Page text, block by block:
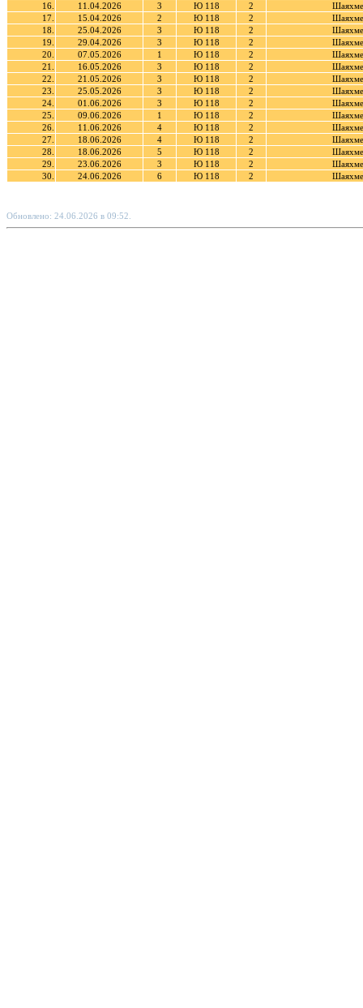
16.
11.04.2026 3 Ю 118 2
17.
15.04.2026 2 Ю 118 2
18.
25.04.2026 3 Ю 118 2
19.
29.04.2026 3 Ю 118 2
20.
07.05.2026 1 Ю 118 2
21.
16.05.2026 3 Ю 118 2
22.
21.05.2026 3 Ю 118 2
23.
25.05.2026 3 Ю 118 2
24.
01.06.2026 3 Ю 118 2
25.
09.06.2026 1 Ю 118 2
26.
11.06.2026 4 Ю 118 2
27.
18.06.2026 4 Ю 118 2
28.
18.06.2026 5 Ю 118 2
29.
23.06.2026 3 Ю 118 2
30.
24.06.2026 6 Ю 118 2
Обновлено: 24.06.2026 в 09:52.